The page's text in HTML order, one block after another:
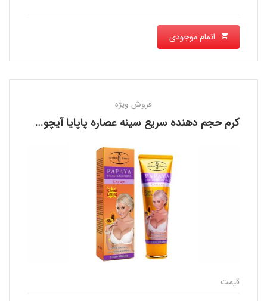
اتمام موجودی
فروش ویژه
کرم حجم دهنده سریع سینه عصاره پاپایا آیچون بیوتی AICHUN BEAUTY
قیمت